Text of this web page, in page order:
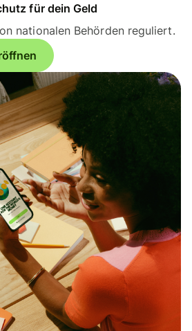
für dein Geld
nationalen Behörden reguliert.